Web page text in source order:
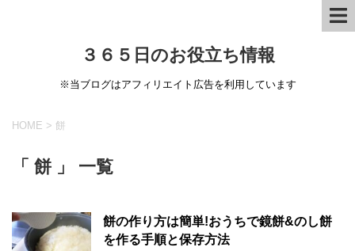
３６５日のお役立ち情報
※当ブログはアフィリエイト広告を利用しています
HOME > 餅
「 餅 」 一覧
餅の作り方は簡単!おうちで鏡餅&のし餅
を作る手順と保存方法